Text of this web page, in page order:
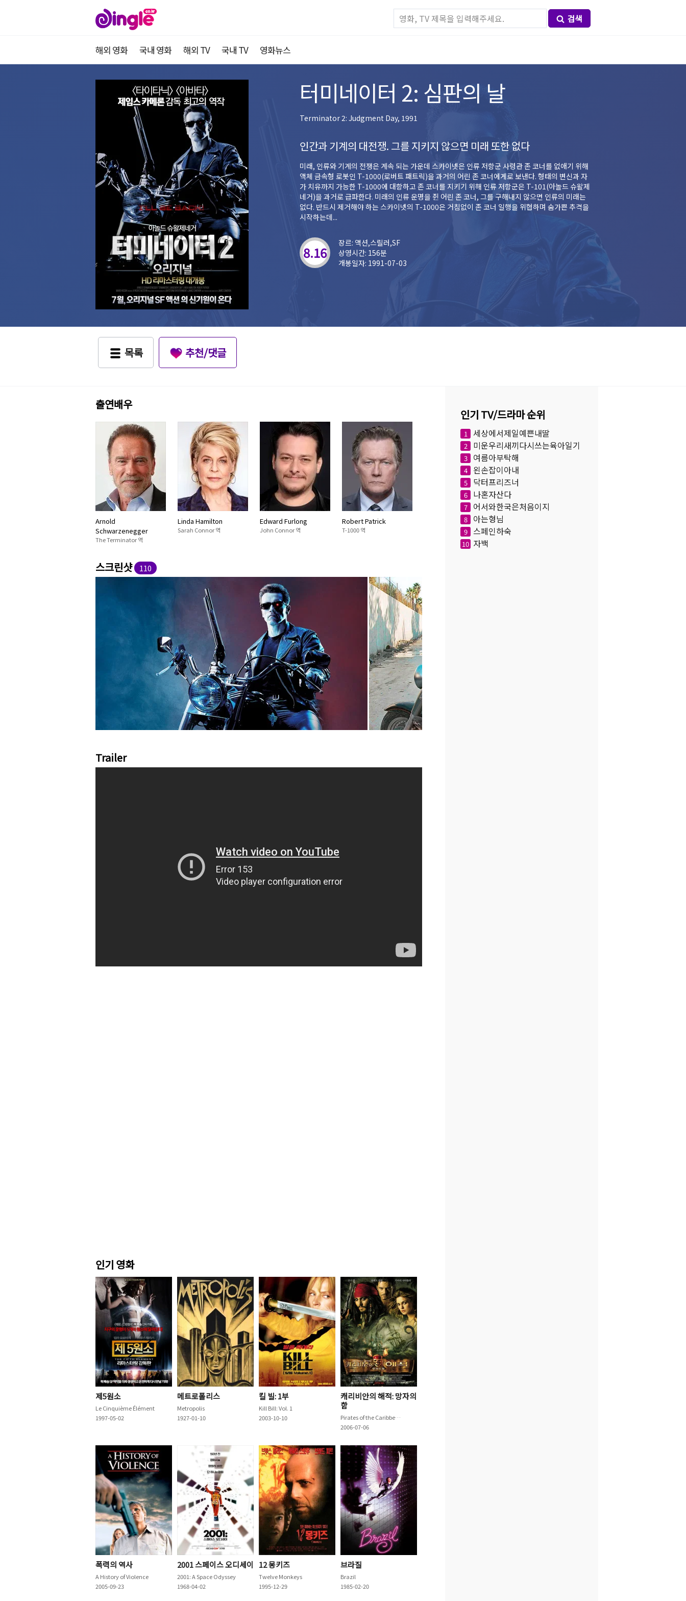
검색
해외 영화 국내 영화 해외 TV 국내 TV 영화뉴스
터미네이터 2: 심판의 날
Terminator 2: Judgment Day, 1991
인간과 기계의 대전쟁. 그를 지키지 않으면 미래 또한 없다
미래, 인류와 기계의 전쟁은 계속 되는 가운데 스카이넷은 인류 저항군 사령관 존 코너를 없애기 위해
액체 금속형 로봇인 T-1000(로버트 패트릭)을 과거의 어린 존 코너에게로 보낸다. 형태의 변신과 자
가 치유까지 가능한 T-1000에 대항하고 존 코너를 지키기 위해 인류 저항군은 T-101(아놀드 슈왈제
네거)을 과거로 급파한다. 미래의 인류 운명을 쥔 어린 존 코너, 그를 구해내지 않으면 인류의 미래는
없다. 반드시 제거해야 하는 스카이넷의 T-1000은 거침없이 존 코너 일행을 위협하며 숨가쁜 추격을
시작하는데...
8.16
장르: 액션,스릴러,SF
상영시간: 156분
개봉일자: 1991-07-03
목록 추천/댓글
출연배우
Arnold
Schwarzenegger
The Terminator 역
Linda Hamilton
Sarah Connor 역
Edward Furlong
John Connor 역
Robert Patrick
T-1000 역
스크린샷 110
Trailer
인기 영화
제5원소
Le Cinquième Élément
1997-05-02
메트로폴리스
Metropolis
1927-01-10
킬 빌: 1부
Kill Bill: Vol. 1
2003-10-10
캐리비안의 해적: 망자의
함
Pirates of the Caribbean: Dead Man's Chest
2006-07-06
폭력의 역사
A History of Violence
2005-09-23
2001 스페이스 오디세이
2001: A Space Odyssey
1968-04-02
12 몽키즈
Twelve Monkeys
1995-12-29
브라질
Brazil
1985-02-20
인기 TV/드라마 순위
1 세상에서제일예쁜내딸
2 미운우리새끼다시쓰는육아일기
3 여름아부탁해
4 왼손잡이아내
5 닥터프리즈너
6 나혼자산다
7 어서와한국은처음이지
8 아는형님
9 스페인하숙
10 자백